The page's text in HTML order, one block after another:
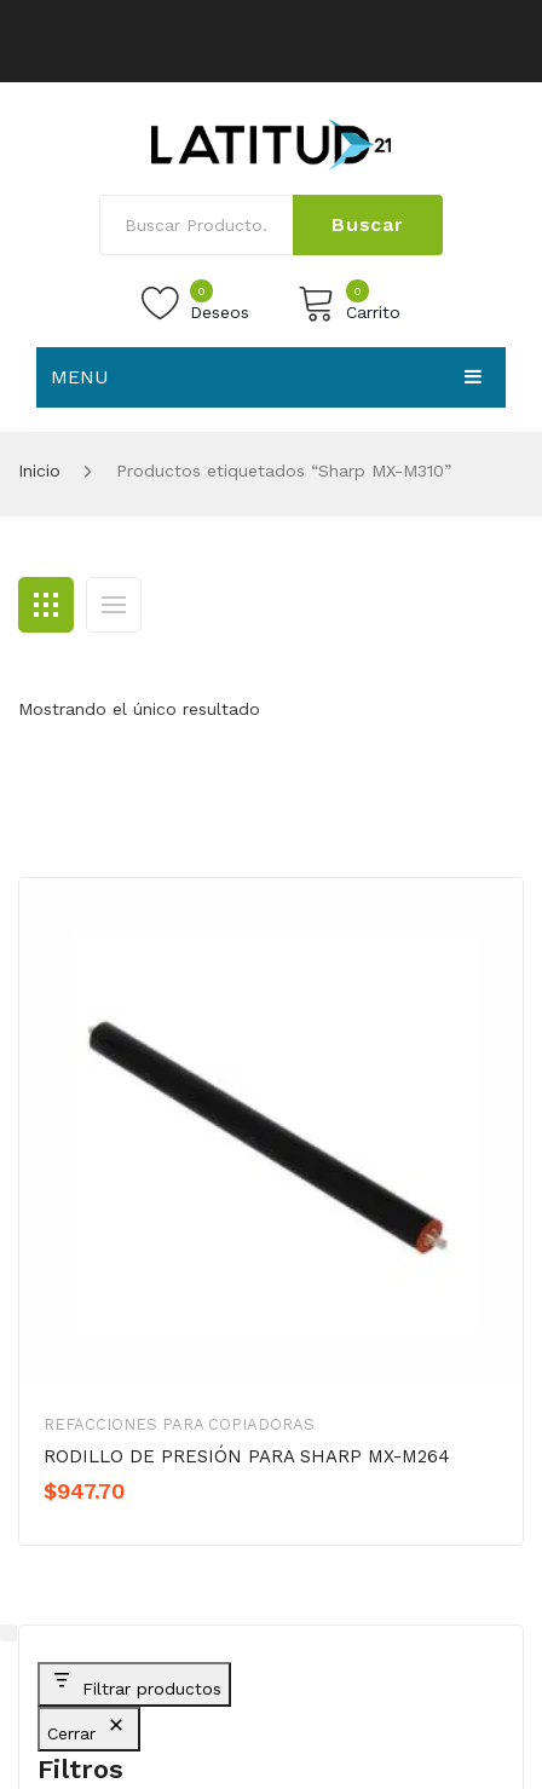
Buscar
0
Deseos
0
Carrito
MENU
BLOG
CONTACTO
Inicio Productos etiquetados “Sharp MX-M310”
Mostrando el único resultado
REFACCIONES PARA COPIADORAS
RODILLO DE PRESIÓN PARA SHARP MX-M264
$947.70
Filtrar productos
Cerrar
Filtros